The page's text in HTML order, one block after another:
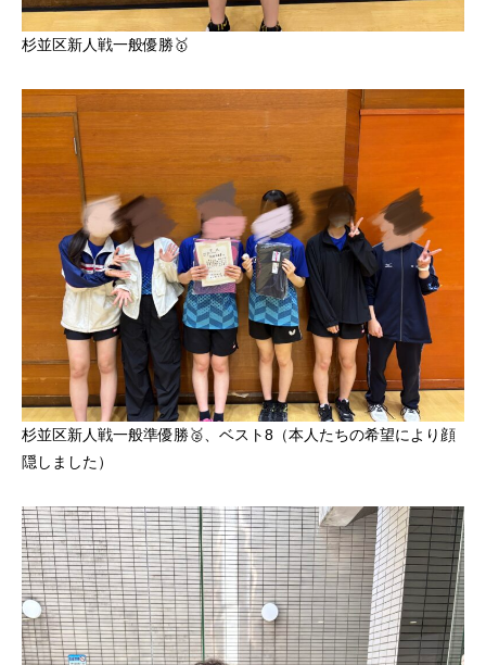
杉並区新人戦一般優勝🥇
杉並区新人戦一般準優勝🥈、ベスト8（本人たちの希望により顔
隠しました）